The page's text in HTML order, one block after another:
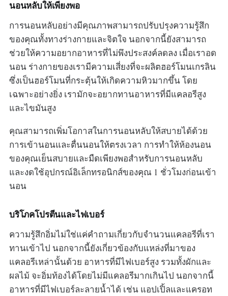
นอนหลับให้เพียงพอ
การนอนหลับอย่างมีคุณภาพสามารถปรับปรุงความรู้สึก
ของคุณทั้งทางร่างกายและจิตใจ นอกจากนี้ยังสามารถ
ช่วยให้ความอยากอาหารที่ไม่พึงประสงค์ลดลง เมื่อเราอด
นอน ร่างกายของเรามีความเสี่ยงที่จะผลิตฮอร์โมนเกรลิน
ซึ่งเป็นฮอร์โมนที่กระตุ้นให้เกิดความหิวมากขึ้น โดย
เฉพาะอย่างยิ่ง เรามักจะอยากทานอาหารที่มีแคลอรีสูง
และไขมันสูง
คุณสามารถเพิ่มโอกาสในการนอนหลับให้สบายได้ด้วย
การเข้านอนและตื่นนอนให้ตรงเวลา การทำให้ห้องนอน
ของคุณเย็นสบายและมืดเพียงพอสำหรับการนอนหลับ
และงดใช้อุปกรณ์อิเล็กทรอนิกส์ของคุณ 1 ชั่วโมงก่อนเข้า
นอน
บริโภคโปรตีนและไฟเบอร์
ความรู้สึกอิ่มไม่ใช่แค่คำถามเกี่ยวกับจำนวนแคลอรีที่เรา
ทานเข้าไป นอกจากนี้ยังเกี่ยวข้องกับแหล่งที่มาของ
แคลอรีเหล่านั้นด้วย อาหารที่มีไฟเบอร์สูง รวมทั้งผักและ
ผลไม้ จะอิ่มท้องได้โดยไม่มีแคลอรีมากเกินไป นอกจากนี้
อาหารที่มีไฟเบอร์ละลายน้ำได้ เช่น แอปเปิ้ลและแครอท